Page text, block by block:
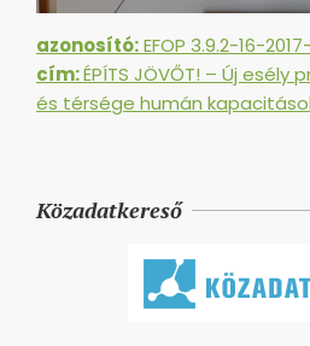
azonosító:EFOP 3.9.2-16-
cím:ÉPÍTS JÖVŐT! – Új esély
és térsége humán
Közadatkereső